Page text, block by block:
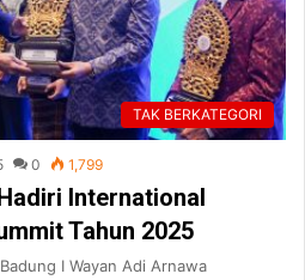
TAK BERKATEGORI
0 1,799
International
Tahun 2025
I Wayan Adi Arnawa